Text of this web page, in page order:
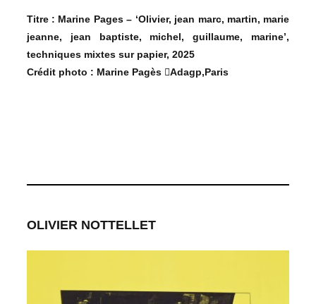
Titre : Marine Pages – ‘Olivier, jean marc, martin, marie
jeanne, jean baptiste, michel, guillaume, marine’,
techniques mixtes sur papier, 2025
Crédit photo : Marine Pagès Adagp,Paris
OLIVIER NOTTELLET